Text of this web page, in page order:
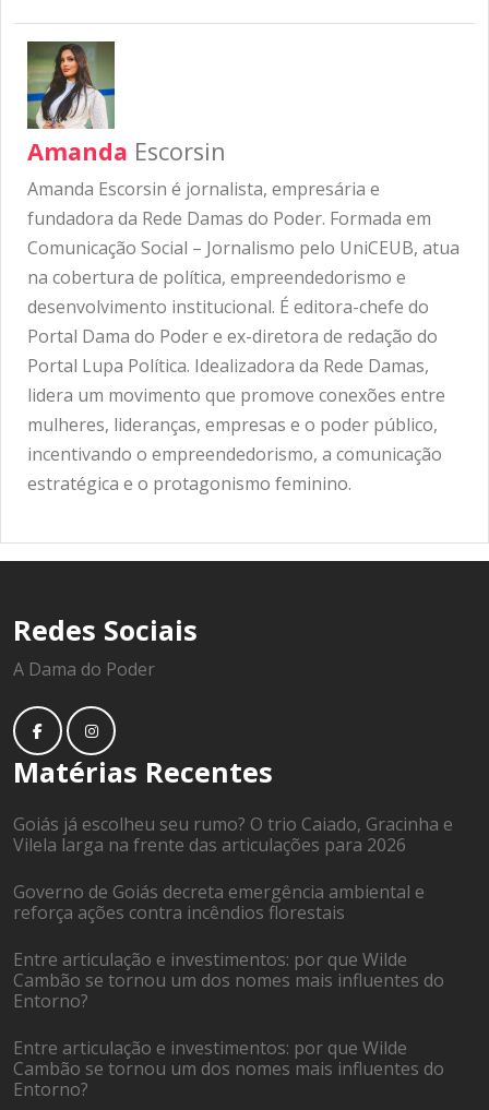
Amanda Escorsin
Amanda Escorsin é jornalista, empresária e
fundadora da Rede Damas do Poder. Formada em
Comunicação Social – Jornalismo pelo UniCEUB, atua
na cobertura de política, empreendedorismo e
desenvolvimento institucional. É editora-chefe do
Portal Dama do Poder e ex-diretora de redação do
Portal Lupa Política. Idealizadora da Rede Damas,
lidera um movimento que promove conexões entre
mulheres, lideranças, empresas e o poder público,
incentivando o empreendedorismo, a comunicação
estratégica e o protagonismo feminino.
Redes Sociais
A Dama do Poder
Matérias Recentes
Goiás já escolheu seu rumo? O trio Caiado, Gracinha e
Vilela larga na frente das articulações para 2026
Governo de Goiás decreta emergência ambiental e
reforça ações contra incêndios florestais
Entre articulação e investimentos: por que Wilde
Cambão se tornou um dos nomes mais influentes do
Entorno?
Entre articulação e investimentos: por que Wilde
Cambão se tornou um dos nomes mais influentes do
Entorno?